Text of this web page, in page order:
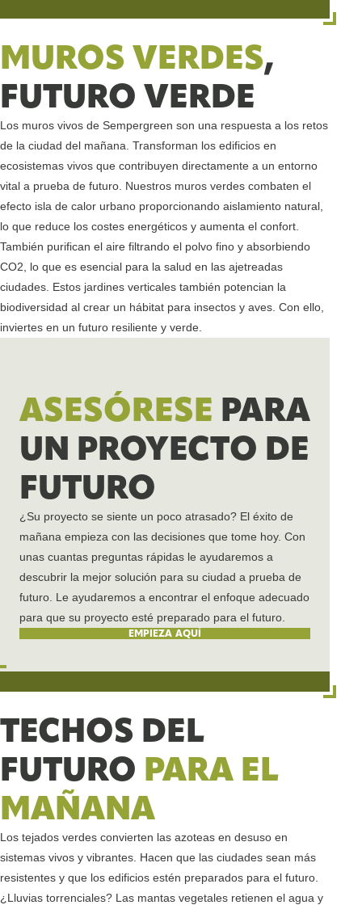
MUROS VERDES,
FUTURO VERDE
Los muros vivos de Sempergreen son una respuesta a los retos
de la ciudad del mañana. Transforman los edificios en
ecosistemas vivos que contribuyen directamente a un entorno
vital a prueba de futuro. Nuestros muros verdes combaten el
efecto isla de calor urbano proporcionando aislamiento natural,
lo que reduce los costes energéticos y aumenta el confort.
También purifican el aire filtrando el polvo fino y absorbiendo
CO2, lo que es esencial para la salud en las ajetreadas
ciudades. Estos jardines verticales también potencian la
biodiversidad al crear un hábitat para insectos y aves. Con ello,
inviertes en un futuro resiliente y verde.
ASESÓRESE PARA
UN PROYECTO DE
FUTURO
¿Su proyecto se siente un poco atrasado? El éxito de
mañana empieza con las decisiones que tome hoy. Con
unas cuantas preguntas rápidas le ayudaremos a
descubrir la mejor solución para su ciudad a prueba de
futuro. Le ayudaremos a encontrar el enfoque adecuado
para que su proyecto esté preparado para el futuro.
EMPIEZA AQUÍ
TECHOS DEL
FUTURO PARA EL
MAÑANA
Los tejados verdes convierten las azoteas en desuso en
sistemas vivos y vibrantes. Hacen que las ciudades sean más
resistentes y que los edificios estén preparados para el futuro.
¿Lluvias torrenciales? Las mantas vegetales retienen el agua y